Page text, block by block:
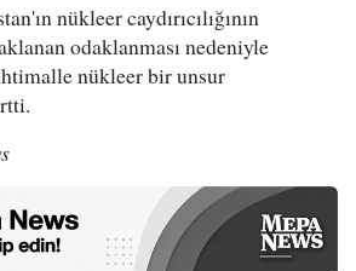
nükleer caydırıcılığının
odaklanması nedeniyle
nükleer bir unsur